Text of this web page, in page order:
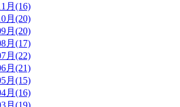
月(16)
月(20)
月(20)
月(17)
月(22)
月(21)
月(15)
月(16)
月(19)